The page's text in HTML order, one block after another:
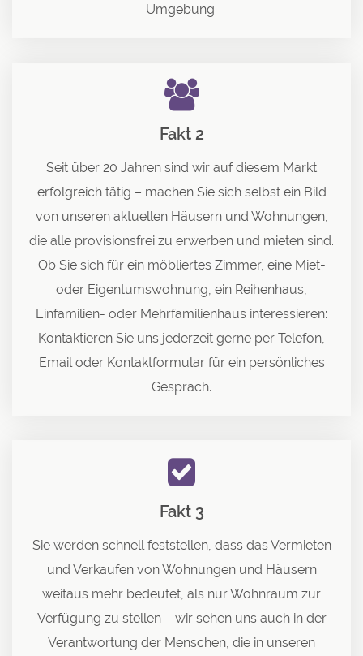
Umgebung.
Fakt 2
Seit über 20 Jahren sind wir auf diesem Markt
erfolgreich tätig – machen Sie sich selbst ein Bild
von unseren aktuellen Häusern und Wohnungen,
die alle provisionsfrei zu erwerben und mieten sind.
Ob Sie sich für ein möbliertes Zimmer, eine Miet-
oder Eigentumswohnung, ein Reihenhaus,
Einfamilien- oder Mehrfamilienhaus interessieren:
Kontaktieren Sie uns jederzeit gerne per Telefon,
Email oder Kontaktformular für ein persönliches
Gespräch.
Fakt 3
Sie werden schnell feststellen, dass das Vermieten
und Verkaufen von Wohnungen und Häusern
weitaus mehr bedeutet, als nur Wohnraum zur
Verfügung zu stellen – wir sehen uns auch in der
Verantwortung der Menschen, die in unseren